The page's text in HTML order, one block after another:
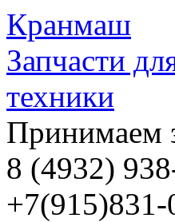
Кранмаш
Запчасти
техники
Принимаем
8 (4932)
+7(915)831-